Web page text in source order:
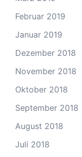
Februar 2019
Januar 2019
Dezember 2018
November 2018
Oktober 2018
September 2018
August 2018
Juli 2018